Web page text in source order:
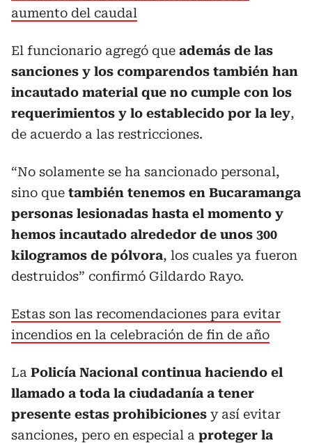
aumento del caudal
El funcionario agregó que además de las
sanciones y los comparendos también han
incautado material que no cumple con los
requerimientos y lo establecido por la ley,
de acuerdo a las restricciones.
“No solamente se ha sancionado personal,
sino que también tenemos en Bucaramanga
personas lesionadas hasta el momento y
hemos incautado alrededor de unos 300
kilogramos de pólvora, los cuales ya fueron
destruidos” confirmó Gildardo Rayo.
Estas son las recomendaciones para evitar
incendios en la celebración de fin de año
La Policía Nacional continua haciendo el
llamado a toda la ciudadanía a tener
presente estas prohibiciones y así evitar
sanciones, pero en especial a proteger la